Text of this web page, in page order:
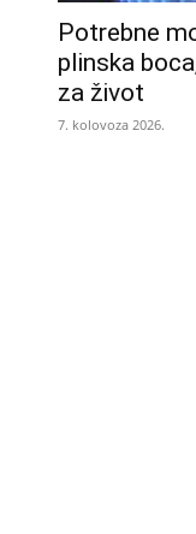
Potrebne
plinska
za život
7. kolovoza 2026.